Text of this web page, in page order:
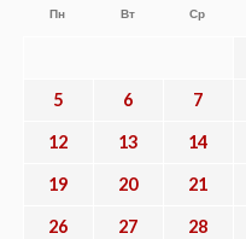
Пн Вт Ср
5 6 7
12 13 14
19 20 21
26 27 28